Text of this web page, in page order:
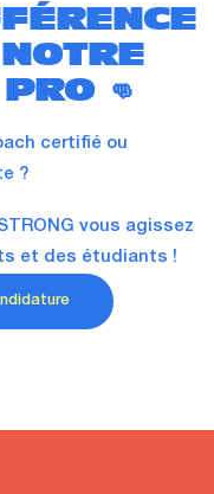
👊
certifié ou
?
vous agissez
et des étudiants !